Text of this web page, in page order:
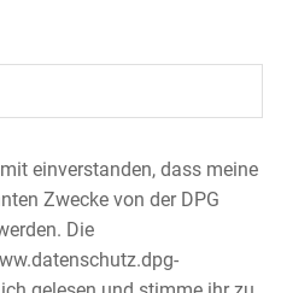
einverstanden, dass meine
Zwecke von der DPG
Die